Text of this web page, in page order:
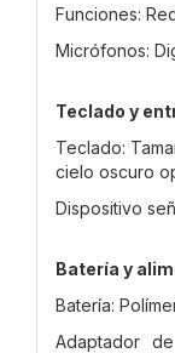
Funciones:
Micrófonos:
Teclado y
Teclado:
cielo oscuro
Dispositivo
Batería y
Batería:
Adaptador